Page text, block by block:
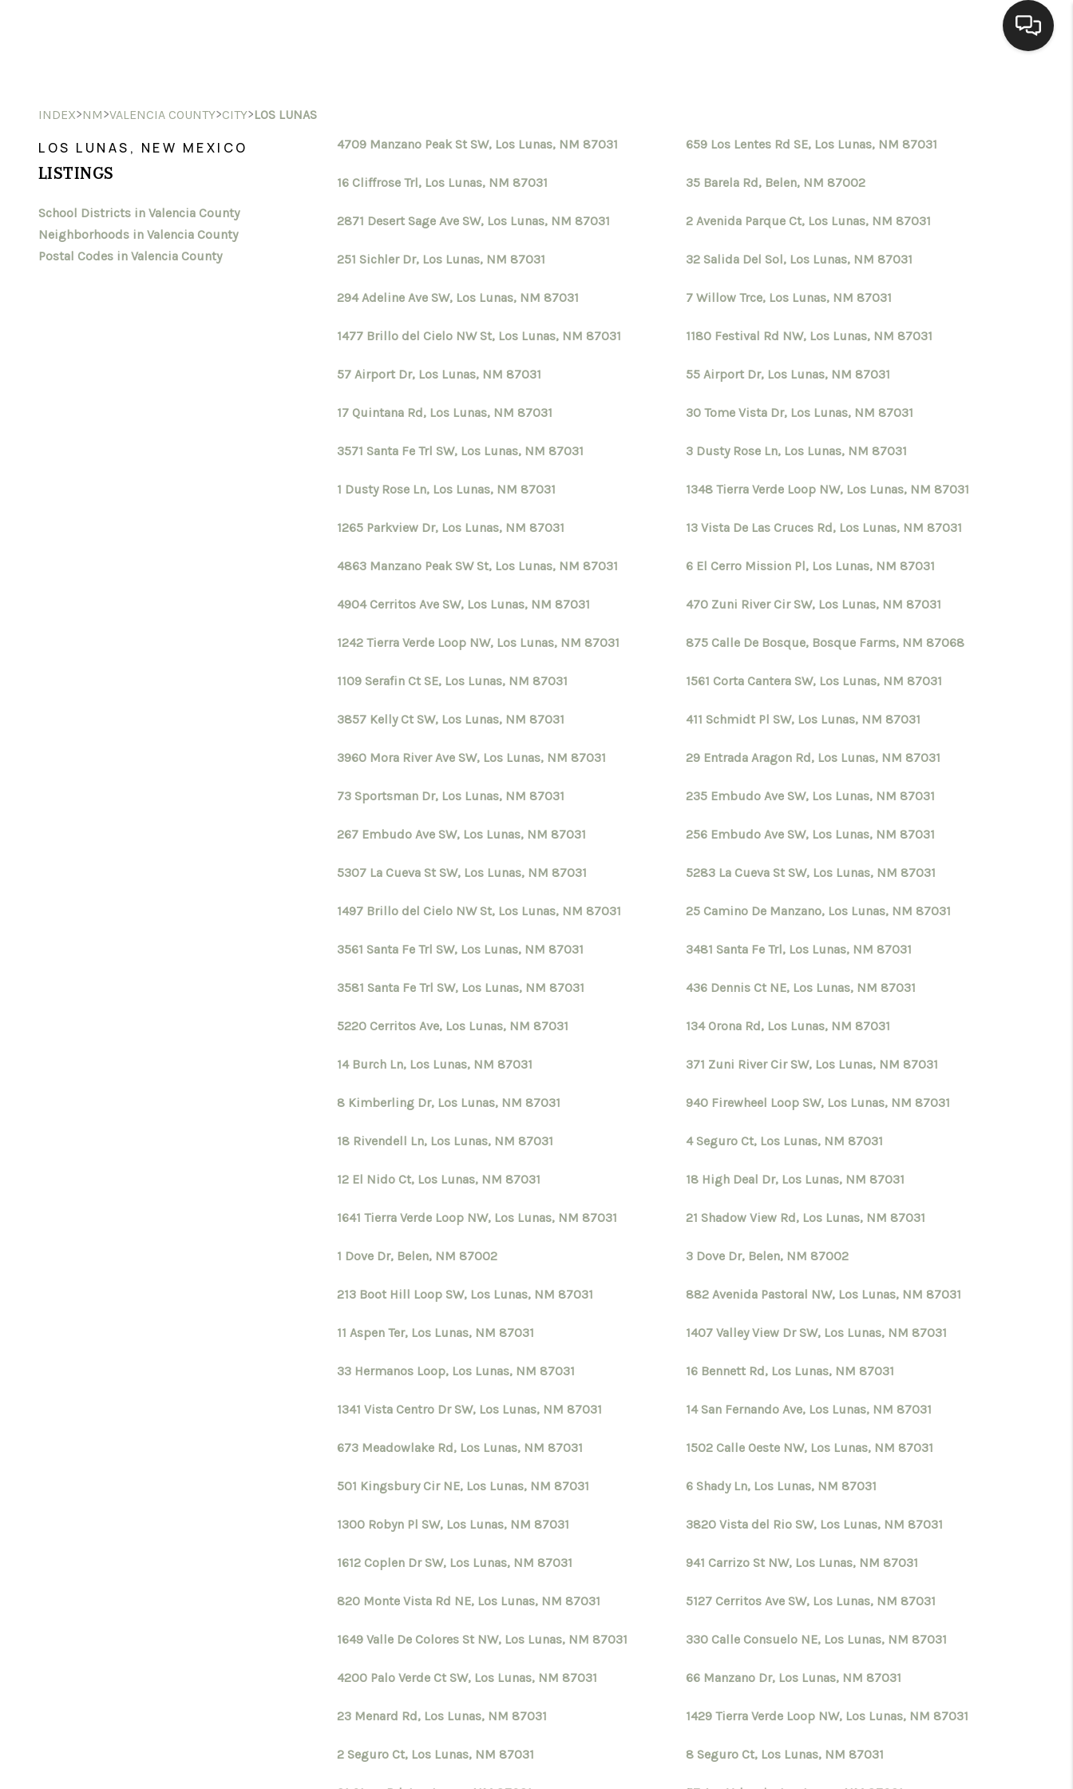
SEARCH LISTINGS
SELLING
HOMEVALUE
SELL A HOME IN LAS
SELL A HOME IN LAS
CRUCES_0
CRUCES
FINANCING
CONNECT
TOP AREAS
INDEX>NM>VALENCIA COUNTY>CITY>LOS LUNAS
LOS LUNAS, NEW MEXICO
LISTINGS
School Districts in Valencia County
Neighborhoods in Valencia County
Postal Codes in Valencia County
4709 Manzano Peak St SW, Los Lunas, NM 87031 659 Los Lentes Rd SE, Los Lunas, NM 87031
16 Cliffrose Trl, Los Lunas, NM 87031 35 Barela Rd, Belen, NM 87002
2871 Desert Sage Ave SW, Los Lunas, NM 87031 2 Avenida Parque Ct, Los Lunas, NM 87031
251 Sichler Dr, Los Lunas, NM 87031 32 Salida Del Sol, Los Lunas, NM 87031
294 Adeline Ave SW, Los Lunas, NM 87031 7 Willow Trce, Los Lunas, NM 87031
1477 Brillo del Cielo NW St, Los Lunas, NM 87031 1180 Festival Rd NW, Los Lunas, NM 87031
57 Airport Dr, Los Lunas, NM 87031 55 Airport Dr, Los Lunas, NM 87031
17 Quintana Rd, Los Lunas, NM 87031 30 Tome Vista Dr, Los Lunas, NM 87031
3571 Santa Fe Trl SW, Los Lunas, NM 87031 3 Dusty Rose Ln, Los Lunas, NM 87031
1 Dusty Rose Ln, Los Lunas, NM 87031 1348 Tierra Verde Loop NW, Los Lunas, NM 87031
1265 Parkview Dr, Los Lunas, NM 87031 13 Vista De Las Cruces Rd, Los Lunas, NM 87031
4863 Manzano Peak SW St, Los Lunas, NM 87031 6 El Cerro Mission Pl, Los Lunas, NM 87031
4904 Cerritos Ave SW, Los Lunas, NM 87031 470 Zuni River Cir SW, Los Lunas, NM 87031
1242 Tierra Verde Loop NW, Los Lunas, NM 87031 875 Calle De Bosque, Bosque Farms, NM 87068
1109 Serafin Ct SE, Los Lunas, NM 87031 1561 Corta Cantera SW, Los Lunas, NM 87031
3857 Kelly Ct SW, Los Lunas, NM 87031 411 Schmidt Pl SW, Los Lunas, NM 87031
3960 Mora River Ave SW, Los Lunas, NM 87031 29 Entrada Aragon Rd, Los Lunas, NM 87031
73 Sportsman Dr, Los Lunas, NM 87031 235 Embudo Ave SW, Los Lunas, NM 87031
267 Embudo Ave SW, Los Lunas, NM 87031 256 Embudo Ave SW, Los Lunas, NM 87031
5307 La Cueva St SW, Los Lunas, NM 87031 5283 La Cueva St SW, Los Lunas, NM 87031
1497 Brillo del Cielo NW St, Los Lunas, NM 87031 25 Camino De Manzano, Los Lunas, NM 87031
3561 Santa Fe Trl SW, Los Lunas, NM 87031 3481 Santa Fe Trl, Los Lunas, NM 87031
3581 Santa Fe Trl SW, Los Lunas, NM 87031 436 Dennis Ct NE, Los Lunas, NM 87031
5220 Cerritos Ave, Los Lunas, NM 87031 134 Orona Rd, Los Lunas, NM 87031
14 Burch Ln, Los Lunas, NM 87031 371 Zuni River Cir SW, Los Lunas, NM 87031
8 Kimberling Dr, Los Lunas, NM 87031 940 Firewheel Loop SW, Los Lunas, NM 87031
18 Rivendell Ln, Los Lunas, NM 87031 4 Seguro Ct, Los Lunas, NM 87031
12 El Nido Ct, Los Lunas, NM 87031 18 High Deal Dr, Los Lunas, NM 87031
1641 Tierra Verde Loop NW, Los Lunas, NM 87031 21 Shadow View Rd, Los Lunas, NM 87031
1 Dove Dr, Belen, NM 87002 3 Dove Dr, Belen, NM 87002
213 Boot Hill Loop SW, Los Lunas, NM 87031 882 Avenida Pastoral NW, Los Lunas, NM 87031
11 Aspen Ter, Los Lunas, NM 87031 1407 Valley View Dr SW, Los Lunas, NM 87031
33 Hermanos Loop, Los Lunas, NM 87031 16 Bennett Rd, Los Lunas, NM 87031
1341 Vista Centro Dr SW, Los Lunas, NM 87031 14 San Fernando Ave, Los Lunas, NM 87031
673 Meadowlake Rd, Los Lunas, NM 87031 1502 Calle Oeste NW, Los Lunas, NM 87031
501 Kingsbury Cir NE, Los Lunas, NM 87031 6 Shady Ln, Los Lunas, NM 87031
1300 Robyn Pl SW, Los Lunas, NM 87031 3820 Vista del Rio SW, Los Lunas, NM 87031
1612 Coplen Dr SW, Los Lunas, NM 87031 941 Carrizo St NW, Los Lunas, NM 87031
820 Monte Vista Rd NE, Los Lunas, NM 87031 5127 Cerritos Ave SW, Los Lunas, NM 87031
1649 Valle De Colores St NW, Los Lunas, NM 87031 330 Calle Consuelo NE, Los Lunas, NM 87031
4200 Palo Verde Ct SW, Los Lunas, NM 87031 66 Manzano Dr, Los Lunas, NM 87031
23 Menard Rd, Los Lunas, NM 87031 1429 Tierra Verde Loop NW, Los Lunas, NM 87031
2 Seguro Ct, Los Lunas, NM 87031 8 Seguro Ct, Los Lunas, NM 87031